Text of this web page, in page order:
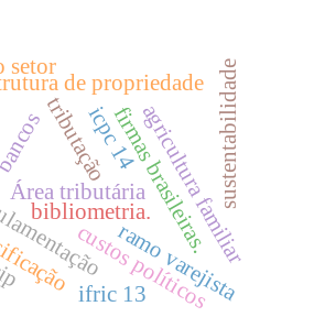
Área tributária
tributação
de propriedade
firmas brasileiras.
agricultura familiar
bibliometria.
bancos
setor sustentabilidade
ramo varejista
custos políticos
ifric 13
icpc 14